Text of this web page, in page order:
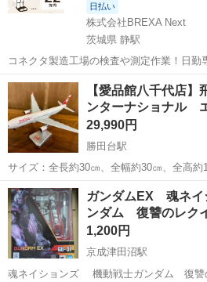
日払い
株式会社BREXA Next
茨城県 静駅
コネクタ製造工場の検査や測定作業！日勤
日128日★クリーンルーム内作業★マイカ
★就業先食堂利用可！日払い制度あり！《茨城
工場のお仕事 ◇コネクタ製造工...
茨城 常陸大宮市 静駅 その他
【愛品館八千代店
ンターナショナル
29,990円
勝田台駅
サイズ：全長約30㎝、全幅約30㎝、全高約17㎝ お問い合わ
126-014425-003【愛八GN】 店頭価格 29,990円(税込) リユース＆リサ
イクル品につき、 １点限りです。お探し
千葉 八千代市 勝田台駅 模型、
ガンダムEX 魂ネ
ンダム 復讐のレ
1,200円
京成津田沼駅
魂ネイションズ 機動戦士ガンダム 復讐